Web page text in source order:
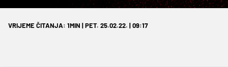
VRIJEME ČITANJA: 1MIN | PET. 25.02.22. | 09:17